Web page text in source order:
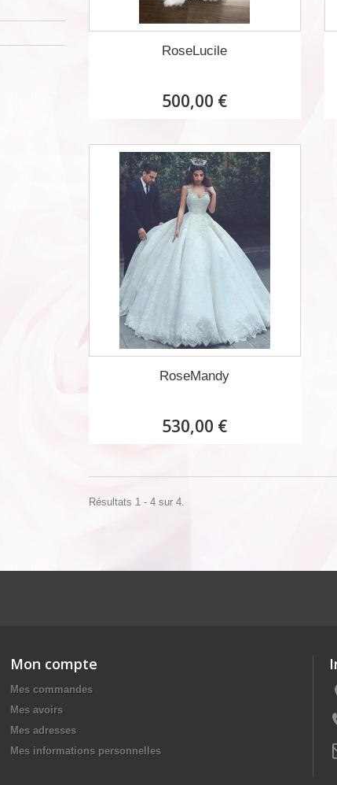
RoseLucile
500,00 €
RoseMandy
530,00 €
Résultats 1 - 4 sur 4.
Mon compte
Mes commandes
Mes avoirs
Mes adresses
Mes informations personnelles